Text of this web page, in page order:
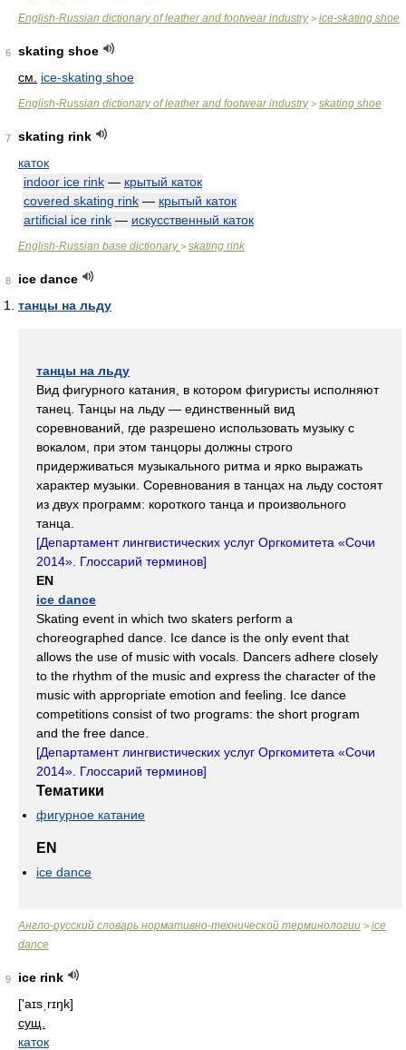
English-Russian dictionary of leather and footwear industry> ice-skating shoe
6
skating shoe
см.
ice-skating shoe
English-Russian dictionary of leather and footwear industry> skating shoe
7
skating rink
каток
indoor ice rink — крытый каток
covered skating rink — крытый каток
artificial ice rink — искусственный каток
English-Russian base dictionary> skating rink
8
ice dance
танцы на льду
танцы на льду
Вид фигурного катания, в котором фигуристы исполняют
танец. Танцы на льду — единственный вид
соревнований, где разрешено использовать музыку с
вокалом, при этом танцоры должны строго
придерживаться музыкального ритма и ярко выражать
характер музыки. Соревнования в танцах на льду состоят
из двух программ: короткого танца и произвольного
танца.
[Департамент лингвистических услуг Оргкомитета «Сочи
2014». Глоссарий терминов]
EN
ice dance
Skating event in which two skaters perform a
choreographed dance. Ice dance is the only event that
allows the use of music with vocals. Dancers adhere closely
to the rhythm of the music and express the character of the
music with appropriate emotion and feeling. Ice dance
competitions consist of two programs: the short program
and the free dance.
[Департамент лингвистических услуг Оргкомитета «Сочи
2014». Глоссарий терминов]
Тематики
фигурное катание
EN
ice dance
Англо-русский словарь нормативно-технической терминологии > ice
dance
9
ice rink
['aɪsˌrɪŋk]
сущ.
каток